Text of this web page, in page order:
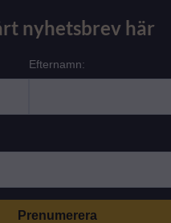
nyhetsbrev här
Efternamn: